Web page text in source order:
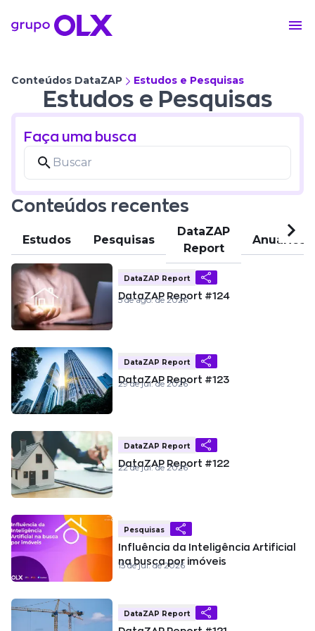
Conteúdos DataZAP Estudos e Pesquisas
Estudos e Pesquisas
Faça uma busca
Conteúdos recentes
Estudos Pesquisas
DataZAP
Report
Anuários
DataZAP Report
DataZAP Report #124
5 de ago. de 2026
DataZAP Report
DataZAP Report #123
29 de jul. de 2026
DataZAP Report
DataZAP Report #122
22 de jul. de 2026
Pesquisas
Influência da Inteligência Artificial
na busca por imóveis
15 de jul. de 2026
DataZAP Report